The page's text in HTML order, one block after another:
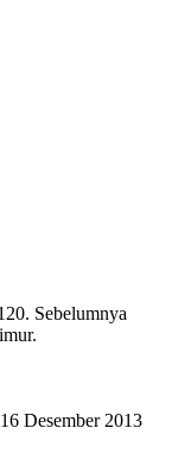
Sebelumnya
Desember 2013